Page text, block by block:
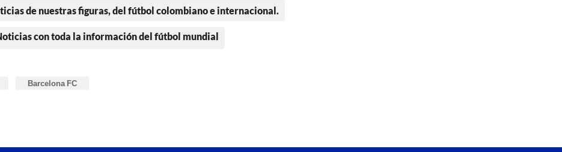
de nuestras figuras, del fútbol colombiano e internacional.
con toda la información del fútbol mundial
Barcelona FC